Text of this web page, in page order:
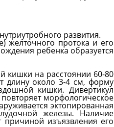
развития.
желточного протока и его
ребенка образуется
кишки на расстоянии 60-80
длину около 3-4 см, форму
кишки. Дивертикул
морфологическое
эктопированная
железы. Наличие
причиной изъязвления его